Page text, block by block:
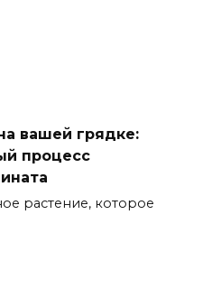
вашей грядке:
процесс
растение, которое